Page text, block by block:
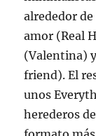
alrededor
amor (Real
(Valentina)
friend). El
unos
herederos